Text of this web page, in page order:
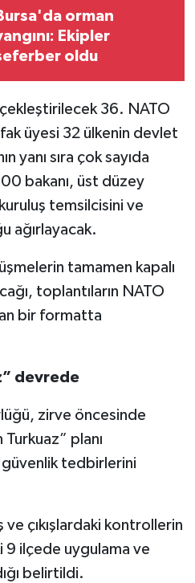
orman
Ekipler
oldu
36. NATO
üyesi 32 ülkenin devlet
yanı sıra çok sayıda
bakanı, üst düzey
temsilcisini ve
ağırlayacak.
tamamen kapalı
toplantıların NATO
bir formatta
devrede
zirve öncesinde
planı
güvenlik tedbirlerini
çıkışlardaki kontrollerin
9 ilçede uygulama ve
belirtildi.